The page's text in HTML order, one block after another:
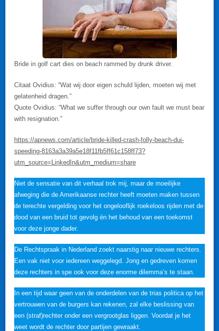
Bride in golf cart dies on beach rammed by drunk driver.
Citaat Ovidius: “Wat wij door eigen schuld lijden, moeten wij met
gelatenheid dragen.”
Quote Ovidius: “What we suffer through our own fault we must bear
with resignation.”
https://apnews.com/article/bride-killed-crash-folly-beach-dui-
speeding-8163a3a39a5e18f11fb5ff61c158ff73?
utm_source=LinkedIn&utm_medium=share
Niet de sensatie van dit verhaal trok mij, maar de moeilijke
afweging die de Amerikaanse rechter heeft moeten maken tussen
de terechte vergelding voor het ongelooflijk roekeloos rijden met de
dood van een bruid tot gevolg én het behoud van een toekomst
voor deze jonge dader.
De Rechtspraak in Nederland zoekt naarstig naar nieuwe rechters.
Een vak niet voor iedereen weggelegd. Jong en gedreven komen
deze rechters in spe ook voor deze enorme dilemma’s te staan.
In een tijd waar geen van de onderdelen van de trias politica op het
vertrouwen van de burgers kan rekenen, zal elke beslissing van
een (straf)rechter onder een vergrootglas liggen. Voordat je het
weet wordt de rechter door partijen gewraakt.